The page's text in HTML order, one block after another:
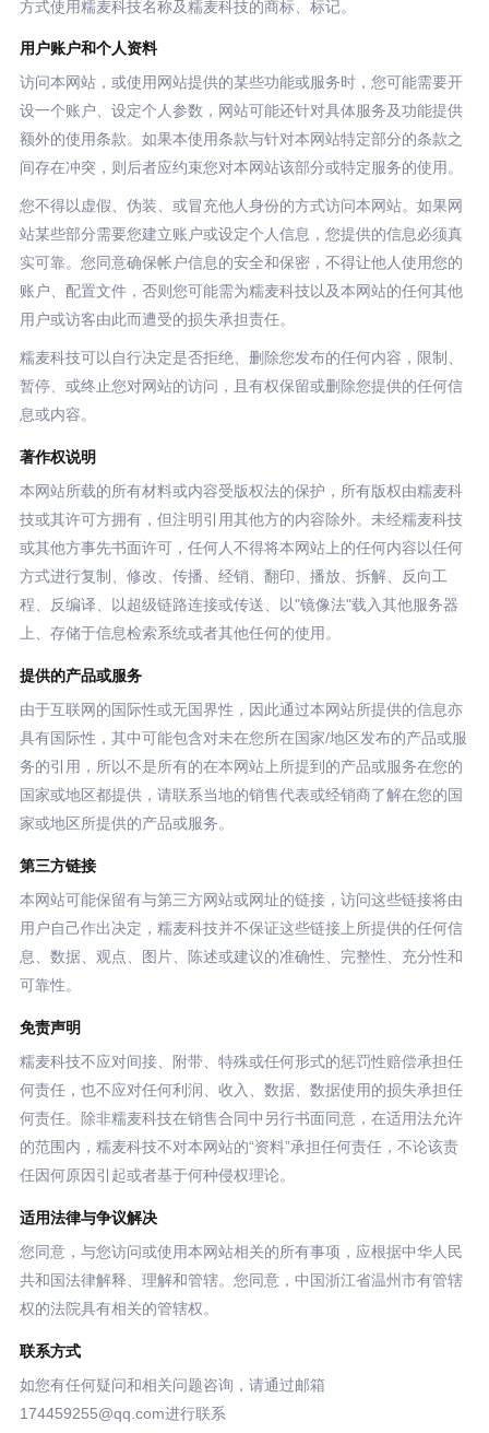
方式使用糯麦科技名称及糯麦科技的商标、标记。
用户账户和个人资料
访问本网站，或使用网站提供的某些功能或服务时，您可能需要开
设一个账户、设定个人参数，网站可能还针对具体服务及功能提供
额外的使用条款。如果本使用条款与针对本网站特定部分的条款之
间存在冲突，则后者应约束您对本网站该部分或特定服务的使用。
您不得以虚假、伪装、或冒充他人身份的方式访问本网站。如果网
站某些部分需要您建立账户或设定个人信息，您提供的信息必须真
实可靠。您同意确保帐户信息的安全和保密，不得让他人使用您的
账户、配置文件，否则您可能需为糯麦科技以及本网站的任何其他
用户或访客由此而遭受的损失承担责任。
糯麦科技可以自行决定是否拒绝、删除您发布的任何内容，限制、
暂停、或终止您对网站的访问，且有权保留或删除您提供的任何信
息或内容。
著作权说明
本网站所载的所有材料或内容受版权法的保护，所有版权由糯麦科
技或其许可方拥有，但注明引用其他方的内容除外。未经糯麦科技
或其他方事先书面许可，任何人不得将本网站上的任何内容以任何
方式进行复制、修改、传播、经销、翻印、播放、拆解、反向工
程、反编译、以超级链路连接或传送、以"镜像法"载入其他服务器
上、存储于信息检索系统或者其他任何的使用。
提供的产品或服务
由于互联网的国际性或无国界性，因此通过本网站所提供的信息亦
具有国际性，其中可能包含对未在您所在国家/地区发布的产品或服
务的引用，所以不是所有的在本网站上所提到的产品或服务在您的
国家或地区都提供，请联系当地的销售代表或经销商了解在您的国
家或地区所提供的产品或服务。
第三方链接
本网站可能保留有与第三方网站或网址的链接，访问这些链接将由
用户自己作出决定，糯麦科技并不保证这些链接上所提供的任何信
息、数据、观点、图片、陈述或建议的准确性、完整性、充分性和
可靠性。
免责声明
糯麦科技不应对间接、附带、特殊或任何形式的惩罚性赔偿承担任
何责任，也不应对任何利润、收入、数据、数据使用的损失承担任
何责任。除非糯麦科技在销售合同中另行书面同意，在适用法允许
的范围内，糯麦科技不对本网站的“资料”承担任何责任，不论该责
任因何原因引起或者基于何种侵权理论。
适用法律与争议解决
您同意，与您访问或使用本网站相关的所有事项，应根据中华人民
共和国法律解释、理解和管辖。您同意，中国浙江省温州市有管辖
权的法院具有相关的管辖权。
联系方式
如您有任何疑问和相关问题咨询，请通过邮箱
174459255@qq.com进行联系